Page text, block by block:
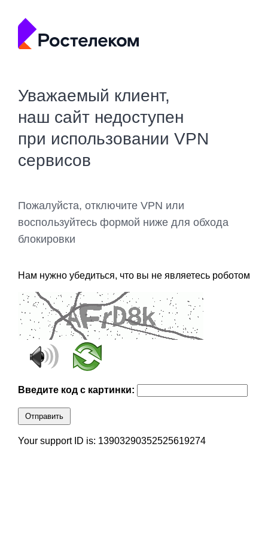
Уважаемый клиент,
наш сайт недоступен
при использовании VPN
сервисов
Пожалуйста, отключите VPN или
воспользуйтесь формой ниже для обхода
блокировки
Нам нужно убедиться, что вы не являетесь роботом
Введите код с картинки:
Отправить
Your support ID is: 13903290352525619274